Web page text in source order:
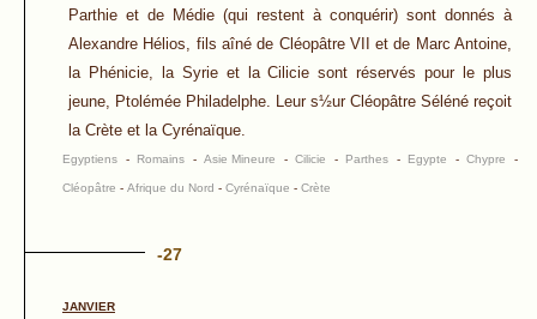
Parthie et de Médie (qui restent à conquérir) sont donnés à
Alexandre Hélios, fils aîné de Cléopâtre VII et de Marc Antoine,
la Phénicie, la Syrie et la Cilicie sont réservés pour le plus
jeune, Ptolémée Philadelphe. Leur s½ur Cléopâtre Séléné reçoit
la Crète et la Cyrénaïque.
Egyptiens - Romains -Asie Mineure -Cilicie - Parthes - Egypte -Chypre -
Cléopâtre - Afrique du Nord - Cyrénaïque - Crète
-27
JANVIER